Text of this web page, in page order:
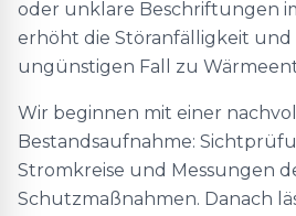
oder unklare Beschriftungen
erhöht die Störanfälligkeit und
ungünstigen Fall zu
Wir beginnen mit einer
Bestandsaufnahme:
Stromkreise und Messungen
Schutzmaßnahmen. Danach